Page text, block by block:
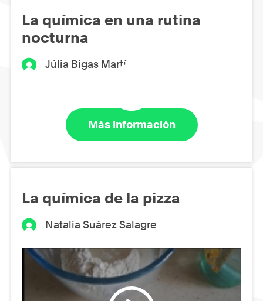
La química en una rutina
nocturna
Júlia Bigas Martí
Más información
La química de la pizza
Natalia Suárez Salagre